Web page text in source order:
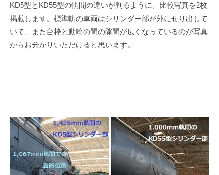
KD5型と KD55型の軌間の違いが判るように、比較写真を2枚
掲載します。標準軌の車両はシリンダー部が外にせり出して
いて、また台枠と動輪の間の隙間が広くなっているのが写真
からお分かりいただけると思います。